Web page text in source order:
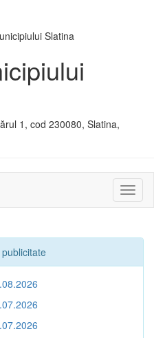
1, cod 230080, Slatina,
sau